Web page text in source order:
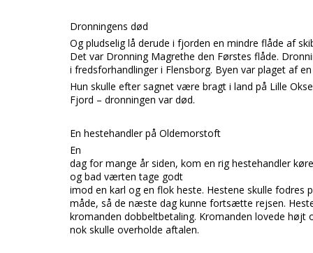
Dronningens død
Og pludselig lå derude i fjorden en mindre flåde af
Det var Dronning Magrethe den Førstes flåde.
i fredsforhandlinger i Flensborg. Byen var plaget af
Hun skulle efter sagnet være bragt i land på Lille
Fjord – dronningen var død.
En hestehandler på Oldemorstoft
En
dag for mange år siden, kom en rig hestehandler
og bad værten tage godt
imod en karl og en flok heste. Hestene skulle fodres
måde, så de næste dag kunne fortsætte rejsen.
kromanden dobbeltbetaling. Kromanden lovede højt
nok skulle overholde aftalen.